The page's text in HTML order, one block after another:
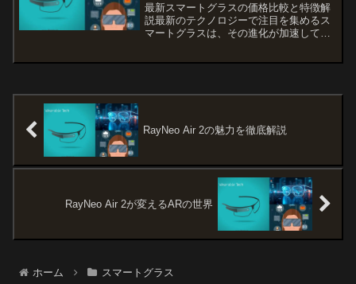
最新スマートグラスの価格比較と特徴解
説最新のテクノロジーで注目を集めるス
マートグラスは、その進化が加速してい
RayNeo Air 2の魅力を徹底解説
RayNeo Air 2が変えるARの世界
ホーム スマートグラス